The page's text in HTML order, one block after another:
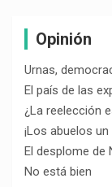
Opinión
Urnas,
El país de las
¿La reelección
¡Los abuelos
El desplome de
No está bien